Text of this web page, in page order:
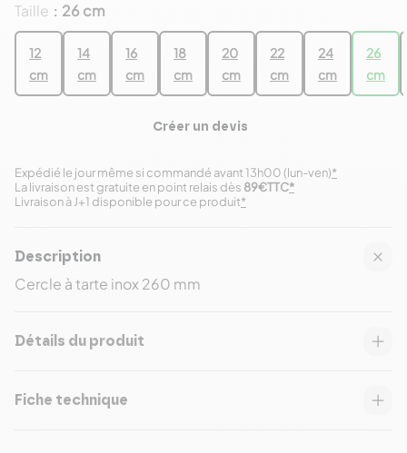
Taille : 26 cm
12
cm
14
cm
16
cm
18
cm
20
cm
22
cm
24
cm
26
cm
Créer un devis
Expédié le jour même si commandé avant 13h00 (lun-ven)*
Livraison à J+1 disponible pour ce produit*
La livraison est gratuite en point relais dès 89€TTC*
Description
Cercle à tarte inox 260 mm
Détails du produit
Fiche technique